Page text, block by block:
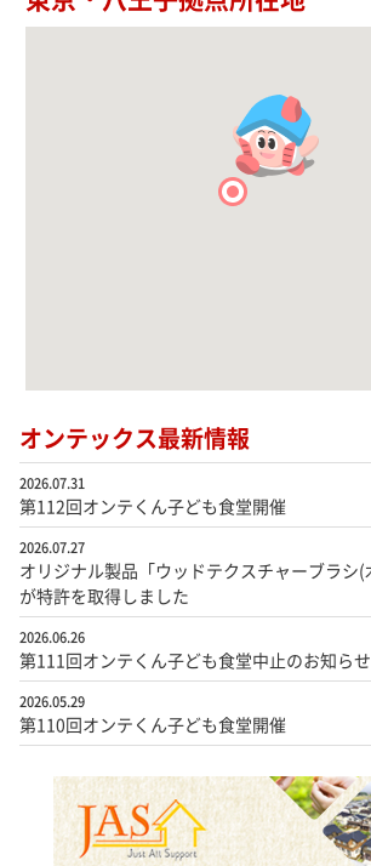
オンテックス最新情報
2026.07.31
第112回オンテくん子ども食堂開催
2026.07.27
オリジナル製品「ウッドテクスチャーブラシ(
が特許を取得しました
2026.06.26
第111回オンテくん子ども食堂中止のお知らせ
2026.05.29
第110回オンテくん子ども食堂開催